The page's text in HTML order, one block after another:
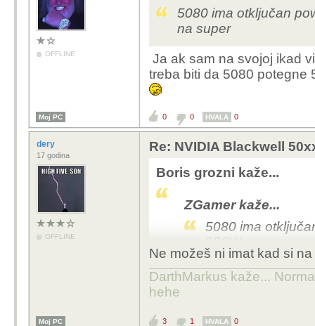
OFFLINE
5080 ima otključan
na super
Ja ak sam na svojoj ikad
treba biti da 5080 potegne
Moj PC 0 0 HVALA 0
dery
17 godina
OFFLINE
Re: NVIDIA Blackwell
Boris grozni kaže...
ZGamer kaže...
5080 ima
Ja ak sam na svojoj
kakav to oc treba biti
Ne možeš ni imat kad si
DarthMarkus kaže...
hehe
Moj PC 3 1 HVALA 0